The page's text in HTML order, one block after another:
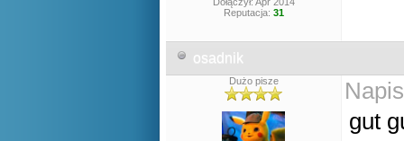
Reputacja: 31
osadnik
Dużo pisze
gut